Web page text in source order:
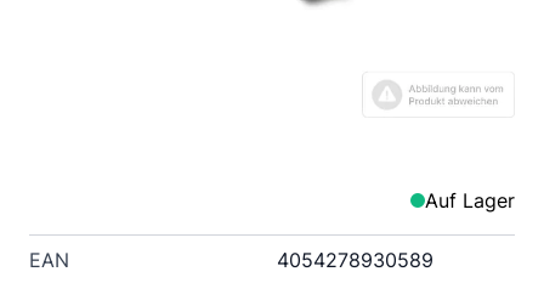
Auf Lager
EAN 4054278930589